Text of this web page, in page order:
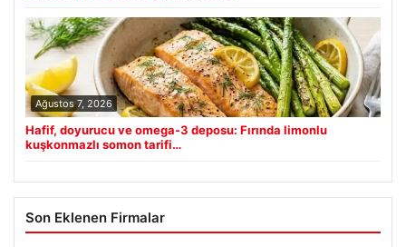
Ağustos 7, 2026
Hafif, doyurucu ve omega-3 deposu: Fırında limonlu
kuşkonmazlı somon tarifi…
Son Eklenen Firmalar